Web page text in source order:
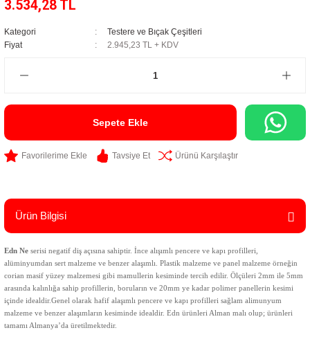
3.534,28 TL
Kategori
Testere ve Bıçak Çeşitleri
Fiyat
2.945,23 TL + KDV
Sepete Ekle
Tavsiye Et Ürünü Karşılaştır
Ürün Bilgisi
Edn Ne serisi negatif diş açısına sahiptir. İnce alışımlı pencere ve kapı profilleri,
alüminyumdan sert malzeme ve benzer alaşımlı. Plastik malzeme ve panel malzeme örneğin
corian masif yüzey malzemesi gibi mamullerin kesiminde tercih edilir. Ölçüleri 2mm ile 5mm
arasında kalınlığa sahip profillerin, boruların ve 20mm ye kadar polimer panellerin kesimi
içinde idealdir.Genel olarak hafif alaşımlı pencere ve kapı profilleri sağlam alimunyum
malzeme ve benzer alaşımların kesiminde idealdir. Edn ürünleri Alman malı olup; ürünleri
tamamı Almanya’da üretilmektedir.